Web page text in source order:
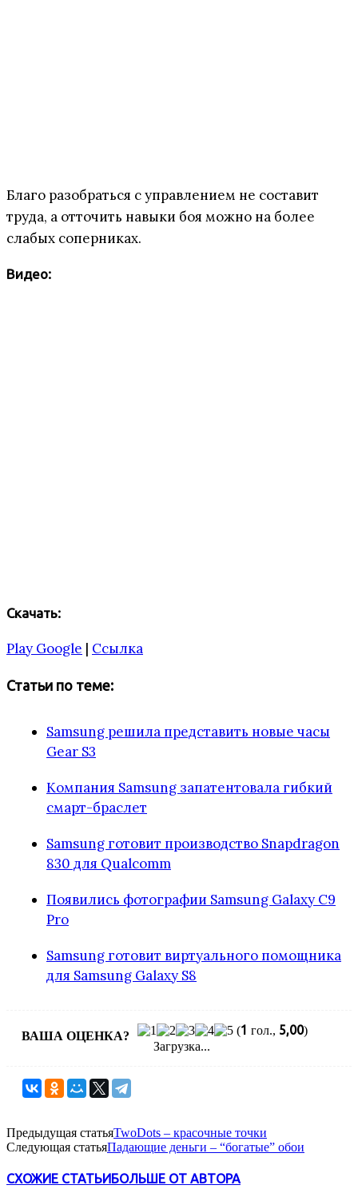
Благо разобраться с управлением не составит
труда, а отточить навыки боя можно на более
слабых соперниках.
Видео:
Скачать:
Play Google | Ссылка
Статьи по теме:
Samsung решила представить новые часы
Gear S3
Компания Samsung запатентовала гибкий
смарт-браслет
Samsung готовит производство Snapdragon
830 для Qualcomm
Появились фотографии Samsung Galaxy C9
Pro
Samsung готовит виртуального помощника
для Samsung Galaxy S8
ВАША ОЦЕНКА? (1 гол., 5,00)
Загрузка...
Предыдущая статьяTwoDots – красочные точки
Следующая статьяПадающие деньги – “богатые” обои
СХОЖИЕ СТАТЬИБОЛЬШЕ ОТ АВТОРА